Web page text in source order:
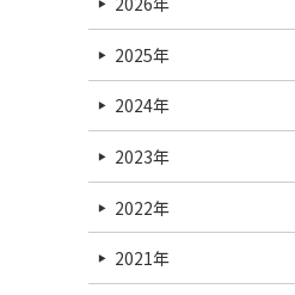
2025年
2024年
2023年
2022年
2021年